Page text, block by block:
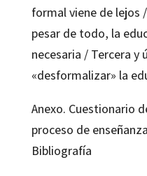
formal viene de lejos
pesar de todo, la
necesaria / Tercera y
«desformalizar» la
Anexo. Cuestionario
proceso de
Bibliografía